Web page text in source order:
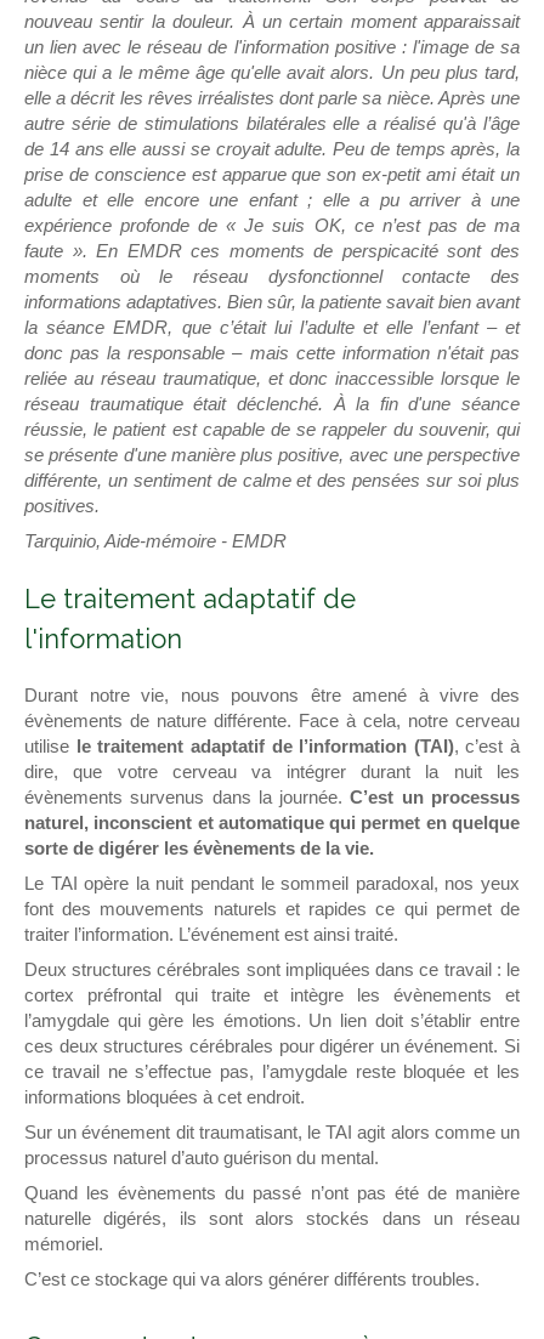
nouveau sentir la douleur. À un certain moment apparaissait
un lien avec le réseau de l'information positive : l'image de sa
nièce qui a le même âge qu'elle avait alors. Un peu plus tard,
elle a décrit les rêves irréalistes dont parle sa nièce. Après une
autre série de stimulations bilatérales elle a réalisé qu'à l’âge
de 14 ans elle aussi se croyait adulte. Peu de temps après, la
prise de conscience est apparue que son ex-petit ami était un
adulte et elle encore une enfant ; elle a pu arriver à une
expérience profonde de « Je suis OK, ce n’est pas de ma
faute ». En EMDR ces moments de perspicacité sont des
moments où le réseau dysfonctionnel contacte des
informations adaptatives. Bien sûr, la patiente savait bien avant
la séance EMDR, que c’était lui l’adulte et elle l’enfant – et
donc pas la responsable – mais cette information n'était pas
reliée au réseau traumatique, et donc inaccessible lorsque le
réseau traumatique était déclenché. À la fin d'une séance
réussie, le patient est capable de se rappeler du souvenir, qui
se présente d'une manière plus positive, avec une perspective
différente, un sentiment de calme et des pensées sur soi plus
positives.
Tarquinio, Aide-mémoire - EMDR
Le traitement adaptatif de
l'information
Durant notre vie, nous pouvons être amené à vivre des
évènements de nature différente. Face à cela, notre cerveau
utilise le traitement adaptatif de l’information (TAI), c’est à
dire, que votre cerveau va intégrer durant la nuit les
évènements survenus dans la journée.C’est un processus
naturel, inconscient et automatique qui permet en quelque
sorte de digérer les évènements de la vie.
Le TAI opère la nuit pendant le sommeil paradoxal, nos yeux
font des mouvements naturels et rapides ce qui permet de
traiter l’information. L’événement est ainsi traité.
Deux structures cérébrales sont impliquées dans ce travail : le
cortex préfrontal qui traite et intègre les évènements et
l’amygdale qui gère les émotions. Un lien doit s’établir entre
ces deux structures cérébrales pour digérer un événement. Si
ce travail ne s’effectue pas, l’amygdale reste bloquée et les
informations bloquées à cet endroit.
Sur un événement dit traumatisant, le TAI agit alors comme un
processus naturel d’auto guérison du mental.
Quand les évènements du passé n’ont pas été de manière
naturelle digérés, ils sont alors stockés dans un réseau
mémoriel.
C’est ce stockage qui va alors générer différents troubles.